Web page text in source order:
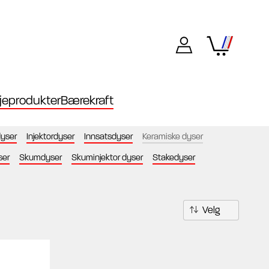
Bærekraft
Injektordyser Innsatsdyser Keramiske dyser
Skumdyser Skuminjektor dyser Stakedyser